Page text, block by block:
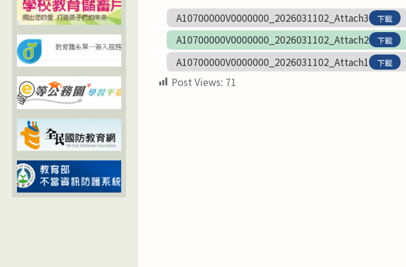
A10700000V0000000_2026031102_Attach3
下載
A10700000V0000000_2026031102_Attach2 下載
A10700000V0000000_2026031102_Attach1 下載
Post Views: 71